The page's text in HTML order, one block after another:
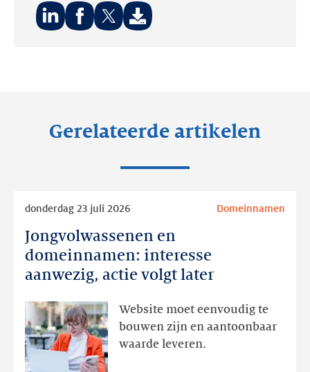
Gerelateerde artikelen
Jongvolwassenen en
domeinnamen: interesse
aanwezig, actie volgt later
donderdag 23 juli 2026 Domeinnamen
Website moet eenvoudig te
bouwen zijn en aantoonbaar
waarde leveren.
Jongvolwassenen
aanwezig,
actie
volgt
later